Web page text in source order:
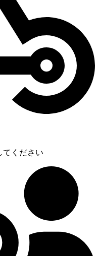
てください